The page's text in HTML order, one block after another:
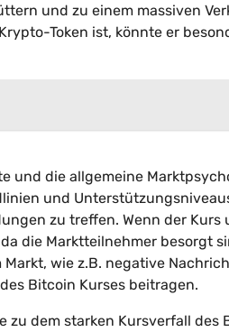
und zu einem massiven
Token ist, könnte er
und die allgemeine
und
zu treffen. Wenn der
die Marktteilnehmer besorgt
wie z.B. negative
Bitcoin Kurses beitragen.
zu dem starken Kursverfall des